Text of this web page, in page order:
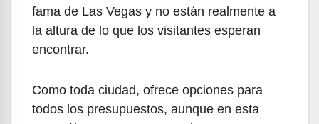
fama de Las Vegas y no están realmente a
la altura de lo que los visitantes esperan
encontrar.
Como toda ciudad, ofrece opciones para
todos los presupuestos, aunque en esta